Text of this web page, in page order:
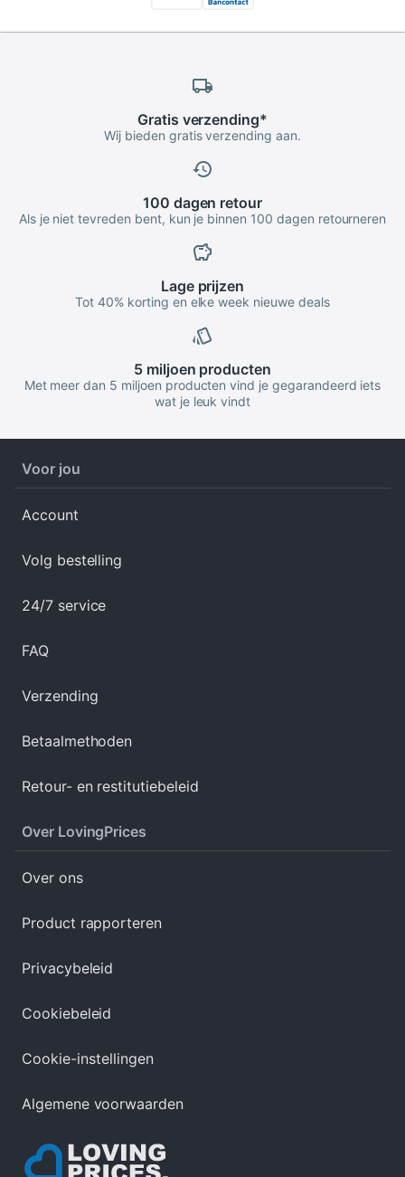
Gratis verzending*
Wij bieden gratis verzending aan.
100 dagen retour
Als je niet tevreden bent, kun je binnen 100 dagen retourneren
Lageprijzen
Tot 40% korting en elke week nieuwe deals
5 miljoen producten
Met meer dan 5 miljoen producten vind je gegarandeerd iets
wat je leuk vindt
Voor jou
Account
Volg bestelling
24/7 service
FAQ
Verzending
Betaalmethoden
Retour- en restitutiebeleid
Over LovingPrices
Over ons
Product rapporteren
Privacybeleid
Cookiebeleid
Cookie-instellingen
Algemene voorwaarden